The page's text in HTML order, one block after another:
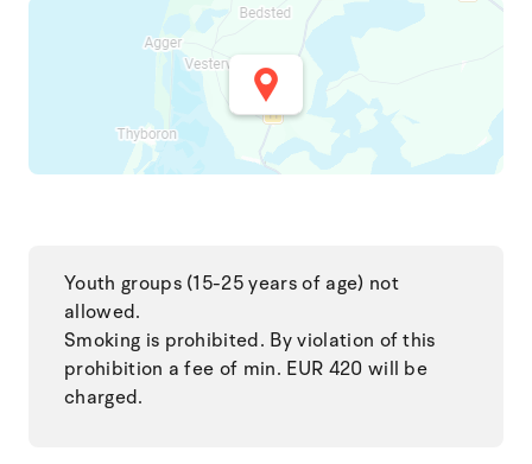
Youth groups (15-25 years of age) not
allowed.
Smoking is prohibited. By violation of this
prohibition a fee of min. EUR 420 will be
charged.